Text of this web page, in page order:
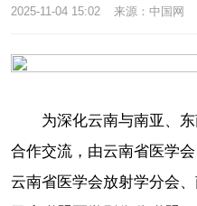
2025-11-04 15:02 来源：中国网
为深化云南与南亚、
合作交流，由云南省医学
云南省医学会放射学分会